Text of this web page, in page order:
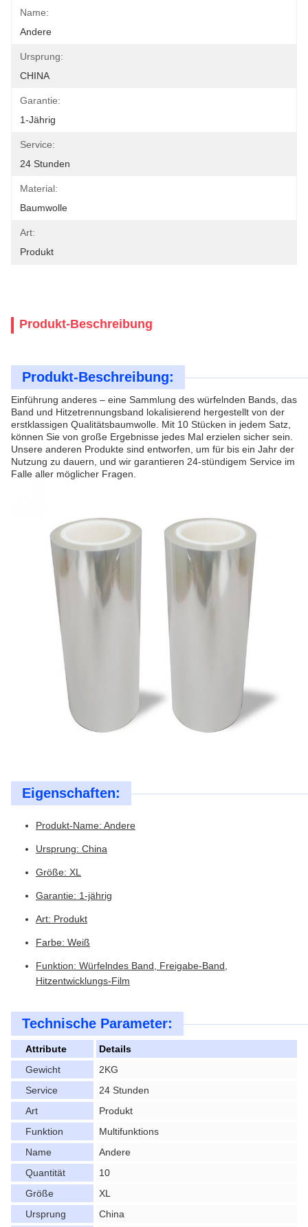
Name:
Andere
Ursprung:
CHINA
Garantie:
1-Jährig
Service:
24 Stunden
Material:
Baumwolle
Art:
Produkt
Produkt-Beschreibung
Produkt-Beschreibung:
Einführung anderes – eine Sammlung des würfelnden Bands, das
Band und Hitzetrennungsband lokalisierend hergestellt von der
erstklassigen Qualitätsbaumwolle. Mit 10 Stücken in jedem Satz,
können Sie von große Ergebnisse jedes Mal erzielen sicher sein.
Unsere anderen Produkte sind entworfen, um für bis ein Jahr der
Nutzung zu dauern, und wir garantieren 24-stündigem Service im
Falle aller möglicher Fragen.
Eigenschaften:
Produkt-Name: Andere
Ursprung: China
Größe: XL
Garantie: 1-jährig
Art: Produkt
Farbe: Weiß
Funktion: Würfelndes Band, Freigabe-Band,
Hitzentwicklungs-Film
Technische Parameter:
Attribute
Details
Gewicht
2KG
Service
24 Stunden
Art
Produkt
Funktion
Multifunktions
Name
Andere
Quantität
10
Größe
XL
Ursprung
China